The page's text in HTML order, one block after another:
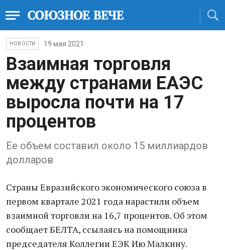
НОВОСТИ 19 мая 2021
Взаимная торговля
между странами ЕАЭС
выросла почти на 17
процентов
Ее объем составил около 15 миллиардов
долларов
Страны Евразийского экономического союза в
первом квартале 2021 года нарастили объем
взаимной торговли на 16,7 процентов. Об этом
сообщает БЕЛТА, ссылаясь на помощника
председателя Коллегии ЕЭК Ию Малкину.